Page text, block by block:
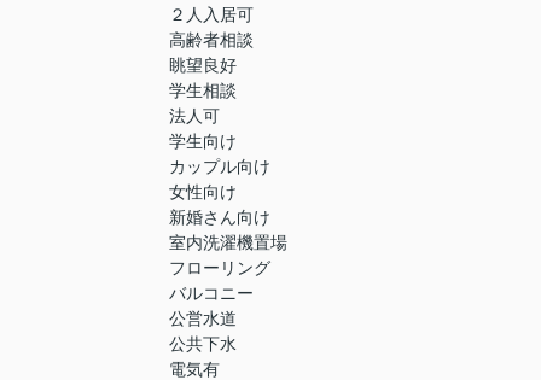
２人入居可
高齢者相談
眺望良好
学生相談
法人可
学生向け
カップル向け
女性向け
新婚さん向け
室内洗濯機置場
フローリング
バルコニー
公営水道
公共下水
電気有